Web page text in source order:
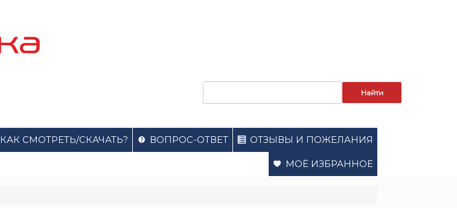
КАК СМОТРЕТЬ/СКАЧАТЬ? ВОПРОС-ОТВЕТ ОТЗЫВЫ И ПОЖЕЛАНИЯ
МОЁ ИЗБРАННОЕ